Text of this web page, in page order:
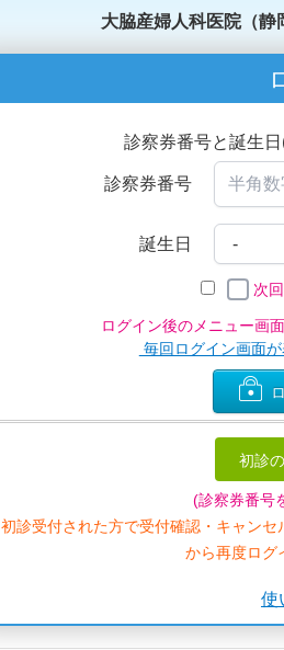
大脇産婦人科医院（静
診察券番号と誕生
診察券番号
誕生日
次
ログイン後のメニュー画
毎回ログイン画面
初診
(診察券番号
初診受付された方で受付確認・キャンセ
から再度ログ
使